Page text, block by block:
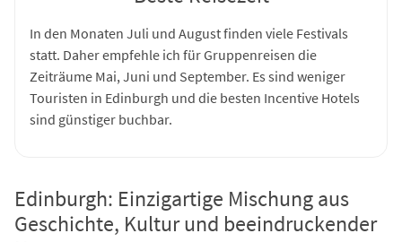
In den Monaten Juli und August finden viele Festivals
statt. Daher empfehle ich für Gruppenreisen die
Zeiträume Mai, Juni und September. Es sind weniger
Touristen in Edinburgh und die besten Incentive Hotels
sind günstiger buchbar.
Edinburgh: Einzigartige Mischung aus
Geschichte, Kultur und beeindruckender